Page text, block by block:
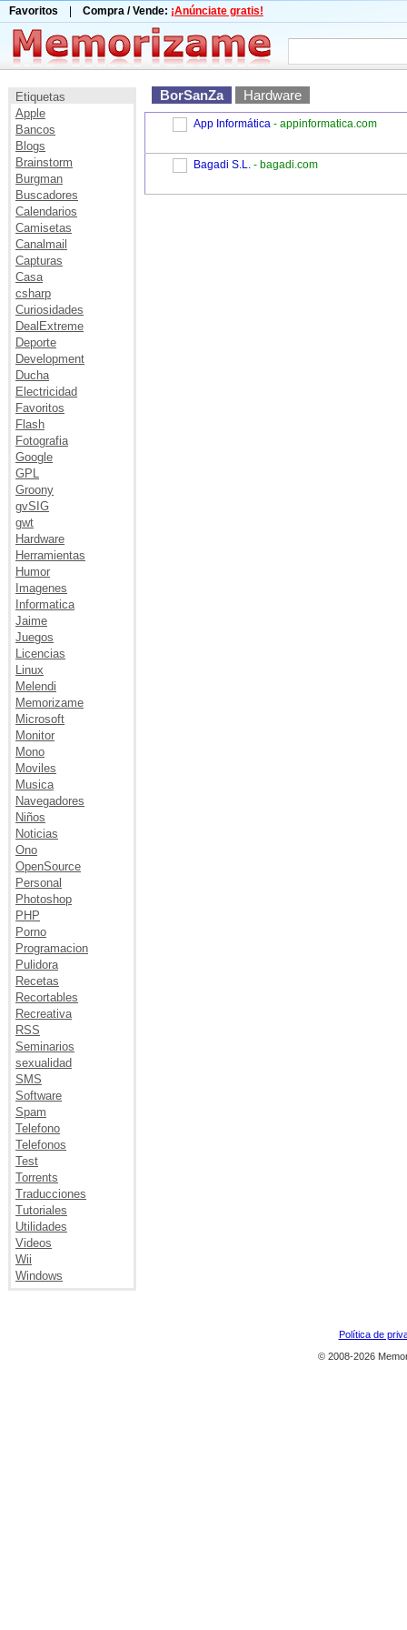
Favoritos Compra / Vende: ¡Anúnciate gratis!
Etiquetas
Apple
Bancos
Blogs
Brainstorm
Burgman
Buscadores
Calendarios
Camisetas
Canalmail
Capturas
Casa
csharp
Curiosidades
DealExtreme
Deporte
Development
Ducha
Electricidad
Favoritos
Flash
Fotografia
Google
GPL
Groony
gvSIG
gwt
Hardware
Herramientas
Humor
Imagenes
Informatica
Jaime
Juegos
Licencias
Linux
Melendi
Memorizame
Microsoft
Monitor
Mono
Moviles
Musica
Navegadores
Niños
Noticias
Ono
OpenSource
Personal
Photoshop
PHP
Porno
Programacion
Pulidora
Recetas
Recortables
Recreativa
RSS
Seminarios
sexualidad
SMS
Software
Spam
Telefono
Telefonos
Test
Torrents
Traducciones
Tutoriales
Utilidades
Videos
Wii
Windows
BorSanZa Hardware
App Informática - appinformatica.com
Bagadi S.L. - bagadi.com
Política de
© 2008-2026